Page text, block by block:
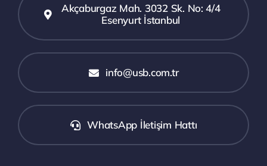
Akçaburgaz Mah. 3032 Sk. No: 4/4
Esenyurt İstanbul
info@usb.com.tr
WhatsApp İletişim Hattı